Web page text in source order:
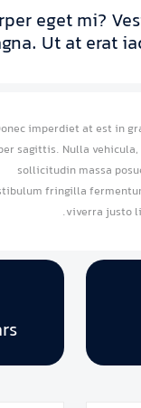
eget mi?
Ut at erat
imperdiet at est in
sagittis. Nulla
sollicitudin massa
fringilla
viverra justo